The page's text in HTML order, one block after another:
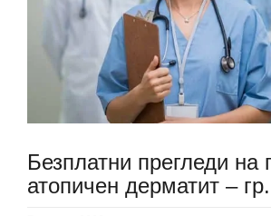
Безплатни прегледи на
атопичен дерматит –